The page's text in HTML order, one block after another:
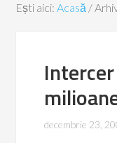
Ești aici:Acasă /
decembrie 23,